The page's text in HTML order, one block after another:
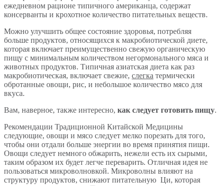
ежедневном рационе типичного американца, содержат
консерванты и крохотное количество питательных веществ.
Можно улучшить общее состояние здоровья, потребляя
больше продуктов, относящихся к макробиотической диете,
которая включает преимущественно свежую органическую
пищу с минимальным количеством негормонального мяса и
животных продуктов. Типичная азиатская диета как раз
макробиотическая, включает свежие, слегка термически
обротанные овощи, рис, и небольшое количество мясо для
вкуса.
Вам, наверное, также интересно, как следует готовить пищу.
Рекомендации Традиционной Китайской Медицины
следующие, овощи и мясо следует мелко порезать для того,
чтобы они отдали больше энергии во время принятия пищи.
Овощи следует немного обжарить, нежели есть их сырыми,
таким образом их будет легче переварить. Отличная идея не
пользоваться микроволновкой. Микроволны влияют на
структуру продуктов, снижают питательную Ци, которая